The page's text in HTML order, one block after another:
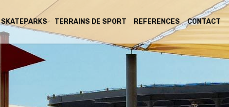
SKATEPARKS TERRAINS DE SPORT REFERENCES CONTACT